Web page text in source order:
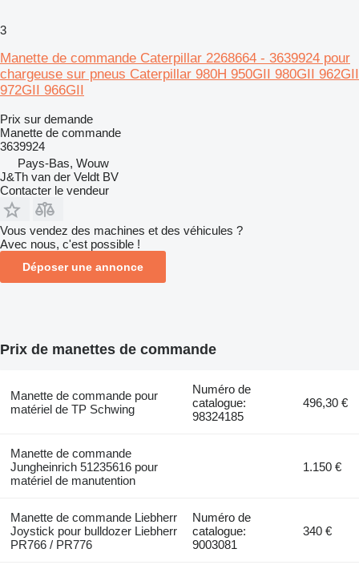
3
Manette de commande Caterpillar 2268664 - 3639924 pour
chargeuse sur pneus Caterpillar 980H 950GII 980GII 962GII
972GII 966GII
Prix sur demande
Manette de commande
3639924
Pays-Bas, Wouw
J&Th van der Veldt BV
Contacter le vendeur
Vous vendez des machines et des véhicules ?
Avec nous, c'est possible !
Déposer une annonce
Prix de manettes de commande
Manette de commande pour
matériel de TP Schwing
Numéro de
catalogue:
98324185
496,30 €
Manette de commande
Jungheinrich 51235616 pour
matériel de manutention
1.150 €
Manette de commande Liebherr
Joystick pour bulldozer Liebherr
PR766 / PR776
Numéro de
catalogue:
9003081
340 €